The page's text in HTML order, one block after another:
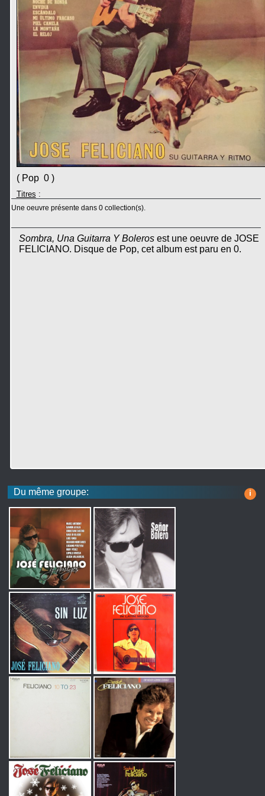
( Pop 0 )
Titres :
Une oeuvre présente dans 0 collection(s).
Sombra, Una Guitarra Y Bolerosest une oeuvre de JOSE
FELICIANO. Disque de Pop, cet album est paru en 0.
Du même groupe: i